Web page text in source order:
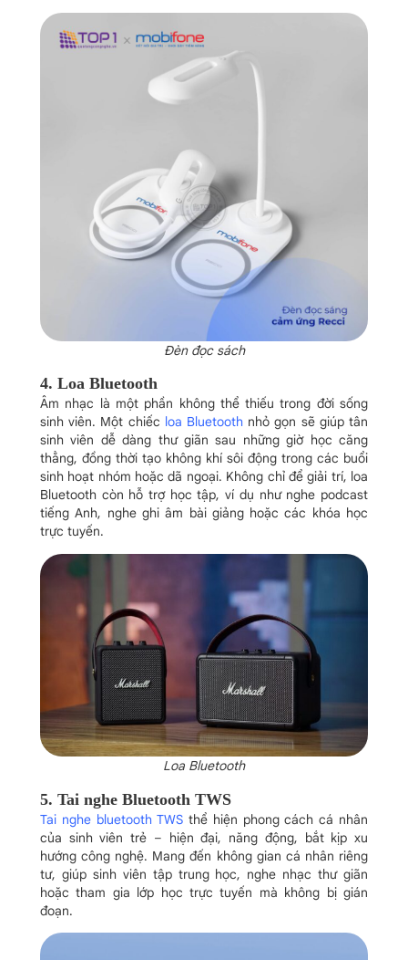
Đèn đọc sách
4. Loa Bluetooth
Âm nhạc là một phần không thể thiếu trong đời sống
sinh viên. Một chiếc loa Bluetooth nhỏ gọn sẽ giúp tân
sinh viên dễ dàng thư giãn sau những giờ học căng
thẳng, đồng thời tạo không khí sôi động trong các buổi
sinh hoạt nhóm hoặc dã ngoại. Không chỉ để giải trí, loa
Bluetooth còn hỗ trợ học tập, ví dụ như nghe podcast
tiếng Anh, nghe ghi âm bài giảng hoặc các khóa học
trực tuyến.
Loa Bluetooth
5. Tai nghe Bluetooth TWS
Tai nghe bluetooth TWS thể hiện phong cách cá nhân
của sinh viên trẻ – hiện đại, năng động, bắt kịp xu
hướng công nghệ. Mang đến không gian cá nhân riêng
tư, giúp sinh viên tập trung học, nghe nhạc thư giãn
hoặc tham gia lớp học trực tuyến mà không bị gián
đoạn.